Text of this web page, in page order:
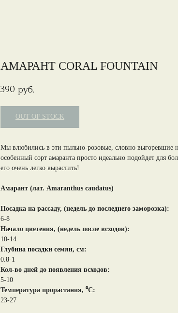
АМАРАНТ CORAL FOUNTAIN
390 руб.
OUT OF STOCK
Мы влюбились в эти пыльно-розовые, словно выгоревшие
особенный сорт амаранта просто идеально подойдет для
его очень легко вырастить!
Амарант (лат. Amaranthus caudatus)
Посадка на рассаду, (недель до последнего заморозка):
6-8
Начало цветения, (недель после всходов):
10-14
Глубина посадки семян, см:
0.8-1
Кол-во дней до появления всходов:
5-10
Температура прорастания, ⁰С:
23-27